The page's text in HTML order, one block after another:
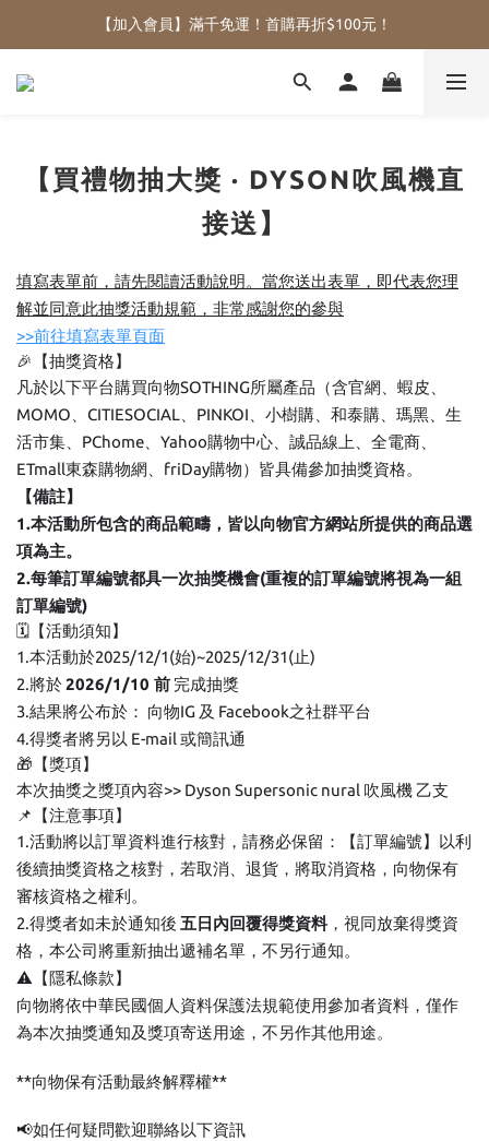
【加入會員】滿千免運！首購再折$100元！
【買禮物抽大獎 · DYSON吹風機直
接送】
填寫表單前，請先閱讀活動說明。當您送出表單，即代表您理
解並同意此抽獎活動規範，非常感謝您的參與
>>前往填寫表單頁面
🎉【抽獎資格】
凡於以下平台購買向物SOTHING所屬產品（含官網、蝦皮、
MOMO、CITIESOCIAL、PINKOI、小樹購、和泰購、瑪黑、生
活市集、PChome、Yahoo購物中心、誠品線上、全電商、
ETmall東森購物網、friDay購物）皆具備參加抽獎資格。
【備註】
1.本活動所包含的商品範疇，皆以向物官方網站所提供的商品選
項為主。
2.每筆訂單編號都具一次抽獎機會(重複的訂單編號將視為一組
訂單編號)
🗓【活動須知】
1.本活動於2025/12/1(始)~2025/12/31(止)
2.將於2026/1/10 前 完成抽獎
3.結果將公布於： 向物IG 及 Facebook之社群平台
4.得獎者將另以 E-mail 或簡訊通
🎁【獎項】
本次抽獎之獎項內容>> Dyson Supersonic nural 吹風機 乙支
📌【注意事項】
1.活動將以訂單資料進行核對，請務必保留：【訂單編號】以利
後續抽獎資格之核對，若取消、退貨，將取消資格，向物保有
審核資格之權利。
2.得獎者如未於通知後 五 日內回覆得獎資料 ，視同放棄得獎資
格，本公司將重新抽出遞補名單，不另行通知。
⚠️【隱私條款】
向物將依中華民國個人資料保護法規範使用參加者資料，僅作
為本次抽獎通知及獎項寄送用途，不另作其他用途。
**向物保有活動最終解釋權**
📢如任何疑問歡迎聯絡以下資訊